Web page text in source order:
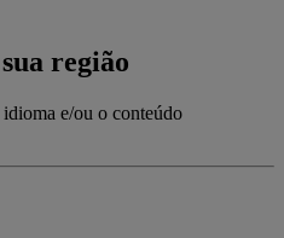
região
e/ou o conteúdo